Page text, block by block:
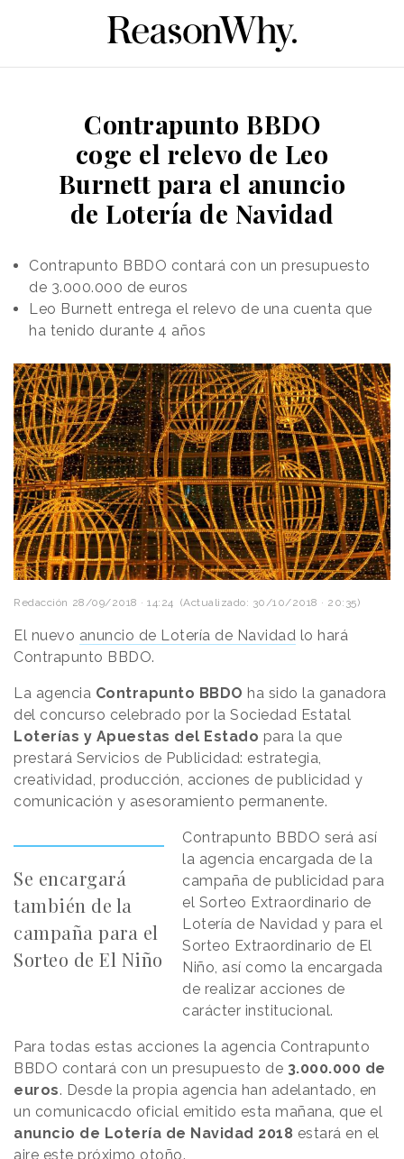
Contrapunto BBDO
coge el relevo de Leo
Burnett para el anuncio
de Lotería de Navidad
Contrapunto BBDO contará con un presupuesto
de 3.000.000 de euros
Leo Burnett entrega el relevo de una cuenta que
ha tenido durante 4 años
Redacción 28/09/2018 · 14:24 (Actualizado: 30/10/2018 · 20:35)
El nuevo anuncio de Lotería de Navidad lo hará
Contrapunto BBDO.
La agencia Contrapunto BBDO ha sido la ganadora
del concurso celebrado por la Sociedad Estatal
Loterías y Apuestas del Estado para la que
prestará Servicios de Publicidad: estrategia,
creatividad, producción, acciones de publicidad y
comunicación y asesoramiento permanente.
Se encargará
también de la
campaña para el
Sorteo de El Niño
Contrapunto BBDO será así
la agencia encargada de la
campaña de publicidad para
el Sorteo Extraordinario de
Lotería de Navidad y para el
Sorteo Extraordinario de El
Niño, así como la encargada
de realizar acciones de
carácter institucional.
Para todas estas acciones la agencia Contrapunto
BBDO contará con un presupuesto de 3.000.000 de
euros. Desde la propia agencia han adelantado, en
un comunicacdo oficial emitido esta mañana, que el
anuncio de Lotería de Navidad 2018 estará en el
aire este próximo otoño.